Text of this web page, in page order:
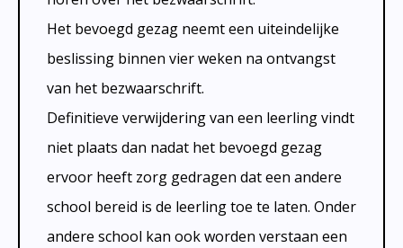
Het bevoegd gezag neemt een uiteindelijke
beslissing binnen vier weken na ontvangst
van het bezwaarschrift.
Definitieve verwijdering van een leerling vindt
niet plaats dan nadat het bevoegd gezag
ervoor heeft zorg gedragen dat een andere
school bereid is de leerling toe te laten. Onder
andere school kan ook worden verstaan een